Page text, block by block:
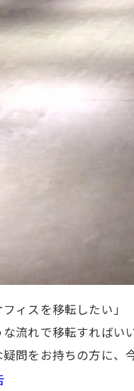
フィスを移転したい」
な流れで移転すればい
疑問をお持ちの方に、